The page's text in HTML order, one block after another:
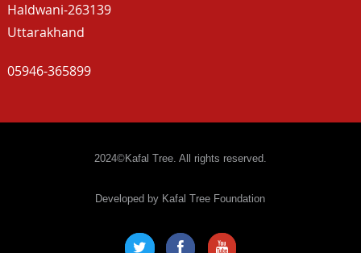
Haldwani-263139
Uttarakhand
05946-365899
2024©Kafal Tree. All rights reserved.
Developed by Kafal Tree Foundation